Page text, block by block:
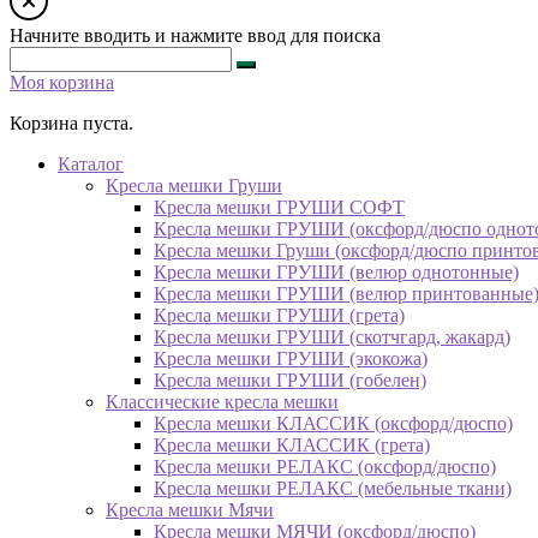
Начните вводить и нажмите ввод для поиска
Моя корзина
Корзина пуста.
Каталог
Кресла мешки Груши
Кресла мешки ГРУШИ СОФТ
Кресла мешки ГРУШИ (оксфорд/дюспо
Кресла мешки Груши (оксфорд/дюспо
Кресла мешки ГРУШИ (велюр однотонные)
Кресла мешки ГРУШИ (велюр принтованные)
Кресла мешки ГРУШИ (грета)
Кресла мешки ГРУШИ (скотчгард, жакард)
Кресла мешки ГРУШИ (экокожа)
Кресла мешки ГРУШИ (гобелен)
Классические кресла мешки
Кресла мешки КЛАССИК (оксфорд/дюспо)
Кресла мешки КЛАССИК (грета)
Креслa мешки РЕЛАКС (оксфорд/дюспо)
Креслa мешки РЕЛАКС (мебельные ткани)
Кресла мешки Мячи
Кресла мешки МЯЧИ (оксфорд/дюспо)